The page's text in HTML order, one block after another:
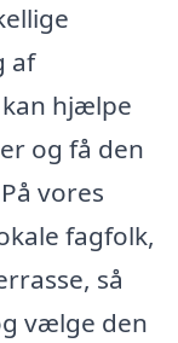
af
hjælpe
og få den
vores
fagfolk,
så
vælge den